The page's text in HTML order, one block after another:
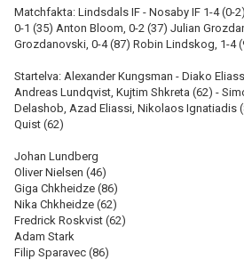
Matchfakta: Lindsdals IF - Nosaby IF 1-4 (0-2)
0-1 (35) Anton Bloom, 0-2 (37) Julian
Grozdanovski, 0-4 (87) Robin Lindskog, 1-4
Startelva: Alexander Kungsman - Diako
Andreas Lundqvist, Kujtim Shkreta (62) -
Delashob, Azad Eliassi, Nikolaos Ignatiadis
Quist (62)
Johan Lundberg
Oliver Nielsen (46)
Giga Chkheidze (86)
Nika Chkheidze (62)
Fredrick Roskvist (62)
Adam Stark
Filip Sparavec (86)